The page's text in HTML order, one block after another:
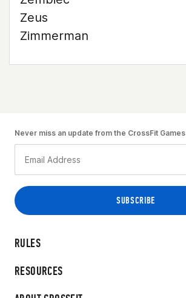
Zeus
Zimmerman
RULES
RESOURCES
Never miss an update from the CrossFit Games